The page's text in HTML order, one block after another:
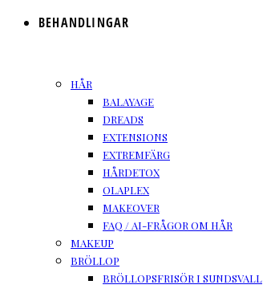
BEHANDLINGAR
HÅR
BALAYAGE
DREADS
EXTENSIONS
EXTREMFÄRG
HÅRDETOX
OLAPLEX
MAKEOVER
FAQ / AI-FRÅGOR OM HÅR
MAKEUP
BRÖLLOP
BRÖLLOPSFRISÖR I SUNDSVALL